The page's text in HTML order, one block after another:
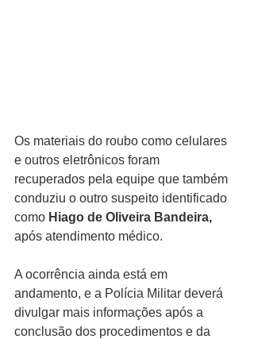
Os materiais do roubo como celulares
e outros eletrônicos foram
recuperados pela equipe que também
conduziu o outro suspeito identificado
como Hiago de Oliveira Bandeira,
após atendimento médico.
A ocorrência ainda está em
andamento, e a Polícia Militar deverá
divulgar mais informações após a
conclusão dos procedimentos e da